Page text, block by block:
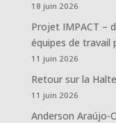
18 juin 2026
Projet IMPACT –
équipes de travail
11 juin 2026
Retour sur la
11 juin 2026
Anderson Araújo-